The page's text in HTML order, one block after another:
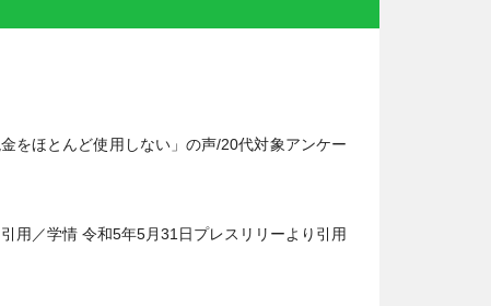
をほとんど使用しない」の声/20代対象アンケー
引用／学情 令和5年5月31日プレスリリーより引用